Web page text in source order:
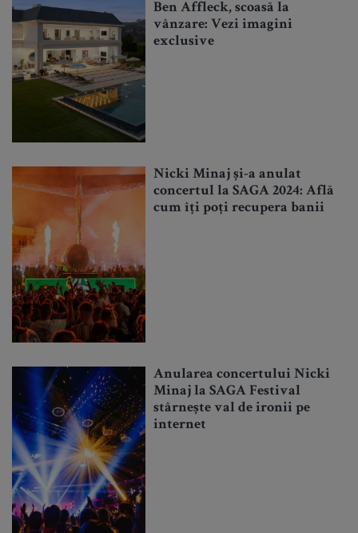
Ben Affleck, scoasă la
vânzare: Vezi imagini
exclusive
Nicki Minaj și-a anulat
concertul la SAGA 2024: Află
cum îți poți recupera banii
Anularea concertului Nicki
Minaj la SAGA Festival
stârnește val de ironii pe
internet